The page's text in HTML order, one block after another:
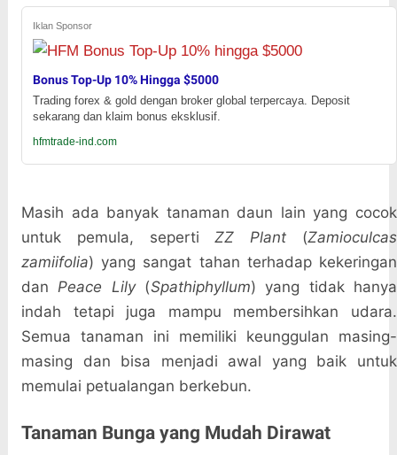
Iklan Sponsor
Bonus Top-Up 10% Hingga $5000
Trading forex & gold dengan broker global terpercaya. Deposit
sekarang dan klaim bonus eksklusif.
hfmtrade-ind.com
Masih ada banyak tanaman daun lain yang cocok
untuk pemula, sepertiZZ Plant (Zamioculcas
zamiifolia) yang sangat tahan terhadap kekeringan
danPeace Lily(Spathiphyllum) yang tidak hanya
indah tetapi juga mampu membersihkan udara.
Semua tanaman ini memiliki keunggulan masing-
masing dan bisa menjadi awal yang baik untuk
memulai petualangan berkebun.
Tanaman Bunga yang Mudah Dirawat